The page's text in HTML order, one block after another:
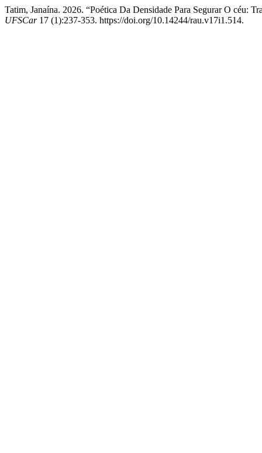
Tatim, Janaína. 2026. “Poética Da Densidade Para Segurar O céu:
UFSCar17 (1):237-353. https://doi.org/10.14244/rau.v17i1.514.